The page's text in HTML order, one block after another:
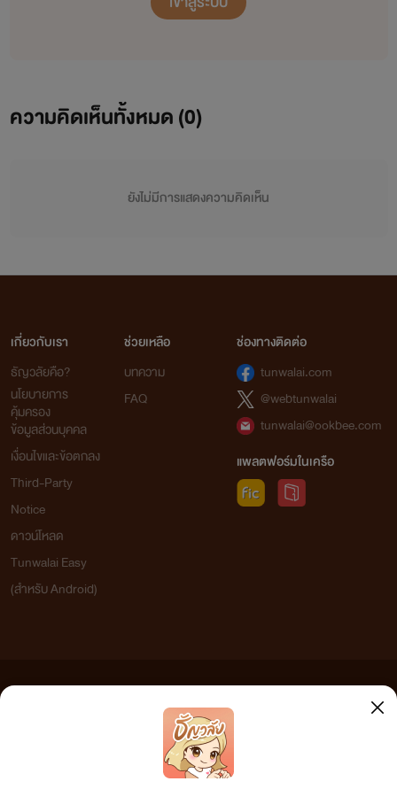
ความคิดเห็นทั้งหมด (0)
ยังไม่มีการแสดงความคิดเห็น
เกี่ยวกับเรา
ธัญวลัยคือ?
นโยบายการ
คุ้มครอง
ข้อมูลส่วนบุคคล
เงื่อนไขและข้อตกลง
Third-Party
Notice
ดาวน์โหลด
Tunwalai Easy
(สำหรับ Android)
ช่วยเหลือ
บทความ
FAQ
ช่องทางติดต่อ
tunwalai.com
@webtunwalai
tunwalai@ookbee.com
แพลตฟอร์มในเครือ
เว็บไซต์แห่งนี้ไม่ได้เห็นด้วยและไม่ขอรับผิดชอบต่อข้อความใดๆ ทั้งสิ้น ดังนั้นผู้อ่านทุกท่านโปรดใช้
วิจารณญาณในการกลั่นกรองด้วยตนเอง และหากท่านพบข้อความใดๆ ที่ขัดต่อกฎหมายและศีลธรรม
กรุณาแจ้งมาที่ tunwalai@ookbee.com เพื่อทีมงานจะได้ดำเนินการในทันที ทั้งนี้ ทางเว็บไซต์ขอสงวน
ลิขสิทธิ์ตามพระราชบัญญัติลิขสิทธิ์ (ฉบับเพิ่มเติม) พ.ศ.2558